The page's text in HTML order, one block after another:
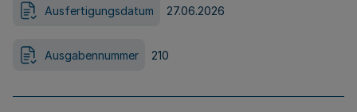
Ausfertigungsdatum 27.06.2026
Ausgabennummer 210